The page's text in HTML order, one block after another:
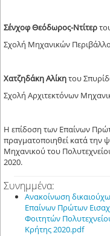
Σένχοφ Θεόδωρος-Ντίτερ
Σχολή Μηχανικών
Χατζηδάκη Αλίκητου
Σχολή Αρχιτεκτόνων
Η επίδοση των Επαίνων
πραγματοποιηθεί κατά την
Μηχανικού του
2020.
Συνημμένα:
Ανακοίνωση
Επαίνων Πρώτων
Φοιτητών
Κρήτης 2020.pdf